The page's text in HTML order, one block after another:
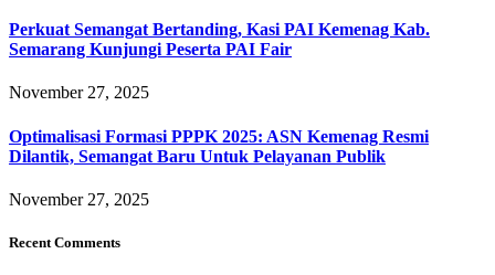
Perkuat Semangat Bertanding, Kasi PAI Kemenag Kab.
Semarang Kunjungi Peserta PAI Fair
November 27, 2025
Optimalisasi Formasi PPPK 2025: ASN Kemenag Resmi
Dilantik, Semangat Baru Untuk Pelayanan Publik
November 27, 2025
Recent Comments